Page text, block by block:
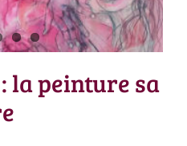
la peinture sa